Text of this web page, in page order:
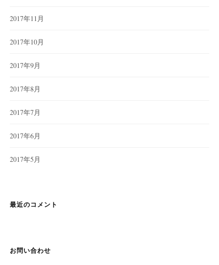
2017年11月
2017年10月
2017年9月
2017年8月
2017年7月
2017年6月
2017年5月
最近のコメント
お問い合わせ